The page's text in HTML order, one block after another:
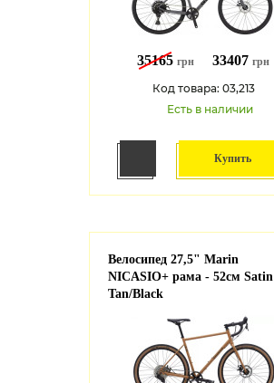
35165 грн 33407 грн
Код товара: 03,213
Есть в наличии
Купить
Велосипед 27,5" Marin
NICASIO+ рама - 52см Satin
Tan/Black